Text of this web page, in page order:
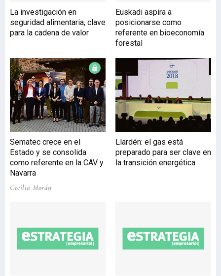
presentado a nivel
español, pero que ahora
baja al detalle de la
realidad vasca. Entre su
La investigación en
seguridad alimentaria, clave
para la cadena de valor
Euskadi aspira a
posicionarse como
referente en bioeconomía
forestal
Sematec crece en el
Estado y se consolida
como referente en la CAV y
Navarra
Cecilia Morán
Llardén: el gas está
preparado para ser clave en
la transición energética